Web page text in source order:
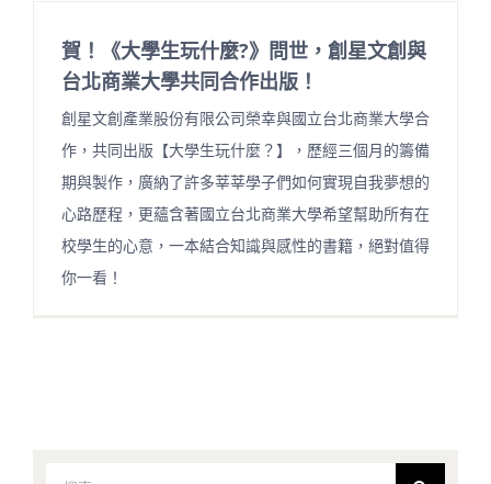
賀！《大學生玩什麼?》問世，創星文創與
台北商業大學共同合作出版！
創星文創產業股份有限公司榮幸與國立台北商業大學合
作，共同出版【大學生玩什麼？】，歷經三個月的籌備
期與製作，廣納了許多莘莘學子們如何實現自我夢想的
心路歷程，更蘊含著國立台北商業大學希望幫助所有在
校學生的心意，一本結合知識與感性的書籍，絕對值得
你一看！